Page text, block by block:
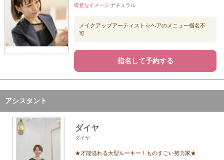
得意なイメージ ナチュラル
メイクアップアーティスト☆ヘアのメニュー指名不
可
指名して予約する
アシスタント
ダイヤ
ダイヤ
★才能溢れる大型ルーキー！ものすごい努力家★